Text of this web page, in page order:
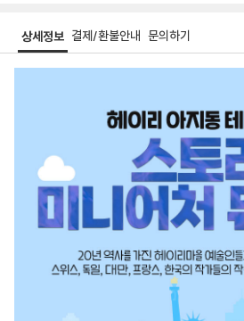
상세정보 결제/환불안내 문의하기